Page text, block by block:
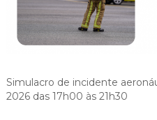
Planeamento Estratégico
Reabilitação urbana
Cascais Próxima
Economia & Inovação
Governação
Qualidade de vida
Jornal C
Agenda do executivo
VIVER
VISITAR
ESTUDAR
Simulacro de incidente
2026 das 17h00 às 21h30